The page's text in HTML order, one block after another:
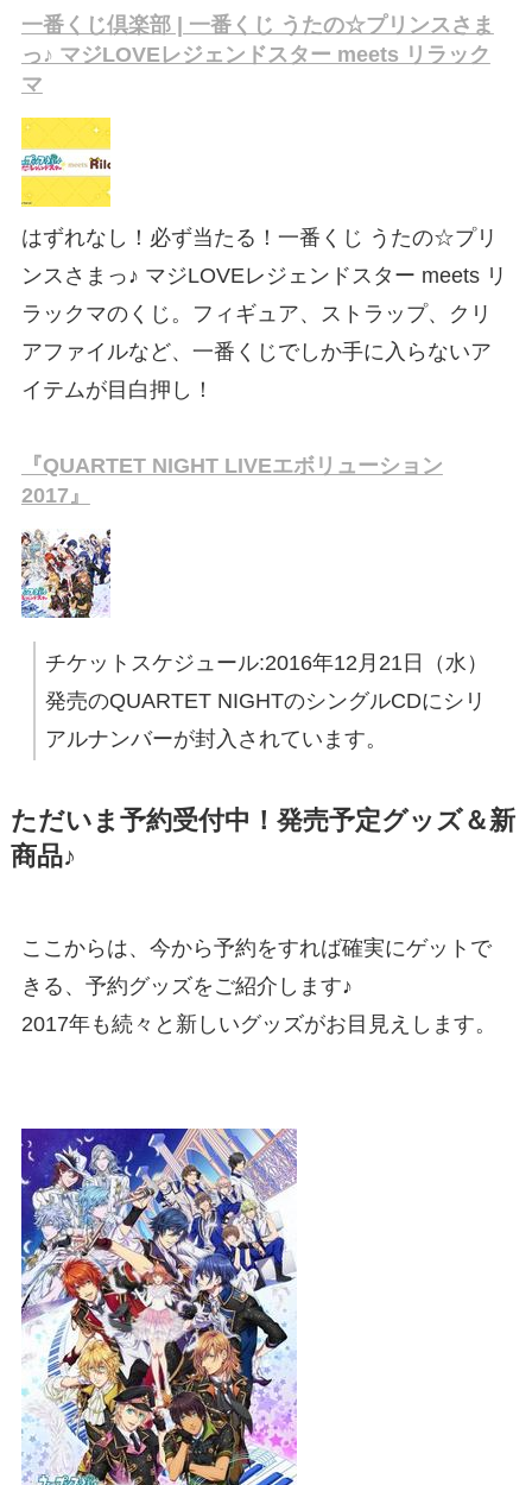
一番くじ倶楽部 | 一番くじ うたの☆プリンスさま
っ♪ マジLOVEレジェンドスター meets リラック
マ
はずれなし！必ず当たる！一番くじ うたの☆プリ
ンスさまっ♪ マジLOVEレジェンドスター meets リ
ラックマのくじ。フィギュア、ストラップ、クリ
アファイルなど、一番くじでしか手に入らないア
イテムが目白押し！
『QUARTET NIGHT LIVEエボリューション
2017』
チケットスケジュール:2016年12月21日（水）
発売のQUARTET NIGHTのシングルCDにシリ
アルナンバーが封入されています。
ただいま予約受付中！発売予定グッズ＆新
商品♪
ここからは、今から予約をすれば確実にゲットで
きる、予約グッズをご紹介します♪
2017年も続々と新しいグッズがお目見えします。